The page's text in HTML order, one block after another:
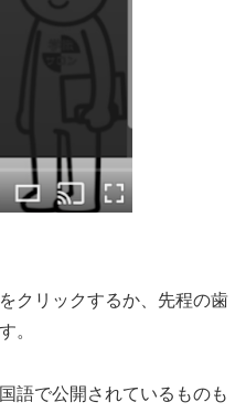
クリックするか、先程の歯
。
語で公開されているものも